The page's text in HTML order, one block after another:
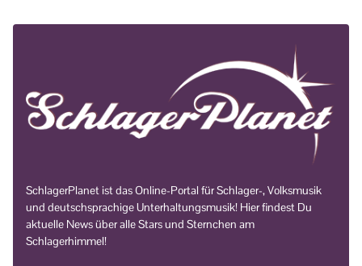
SchlagerPlanet ist das Online-Portal für Schlager-, Volksmusik
und deutschsprachige Unterhaltungsmusik! Hier findest Du
aktuelle News über alle Stars und Sternchen am
Schlagerhimmel!